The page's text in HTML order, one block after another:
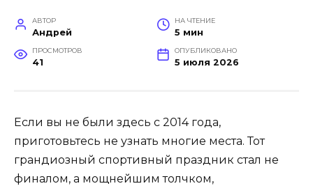
АВТОР
Андрей
НА ЧТЕНИЕ
5 мин
ПРОСМОТРОВ
41
ОПУБЛИКОВАНО
5 июля 2026
Если вы не были здесь с 2014 года,
приготовьтесь не узнать многие места. Тот
грандиозный спортивный праздник стал не
финалом, а мощнейшим толчком,